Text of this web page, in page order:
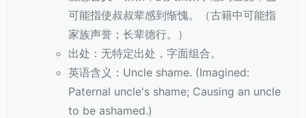
可能指使叔叔辈感到惭愧。（古籍中可能指
家族声誉；长辈德行。）
出处：无特定出处，字面组合。
英语含义：Uncle shame. (Imagined:
Paternal uncle's shame; Causing an uncle
to be ashamed.)